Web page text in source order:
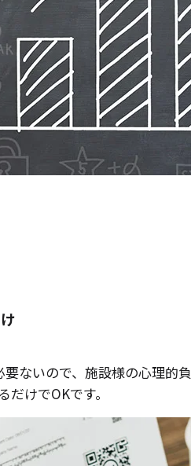
ないので、施設様の心理的
けでOKです。